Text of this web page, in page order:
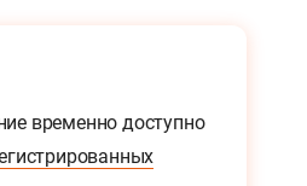
временно доступно